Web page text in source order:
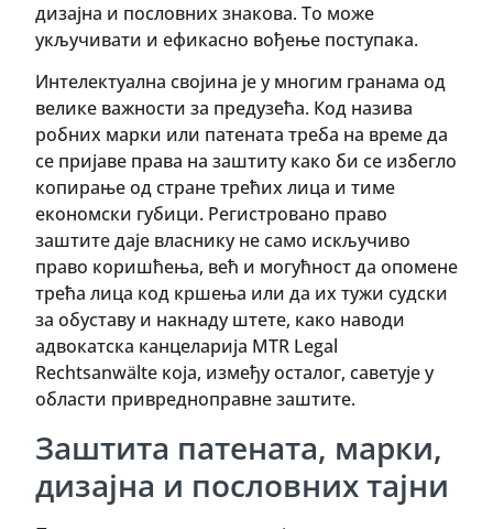
дизајна и пословних знакова. То може
укључивати и ефикасно вођење поступака.
Интелектуална својина је у многим гранама од
велике важности за предузећа. Код назива
робних марки или патената треба на време да
се пријаве права на заштиту како би се избегло
копирање од стране трећих лица и тиме
економски губици. Регистровано право
заштите даје власнику не само искључиво
право коришћења, већ и могућност да опомене
трећа лица код кршења или да их тужи судски
за обуставу и накнаду штете, како наводи
адвокатска канцеларија MTR Legal
Rechtsanwälte која, између осталог, саветује у
области привредноправне заштите.
Заштита патената, марки,
дизајна и пословних тајни